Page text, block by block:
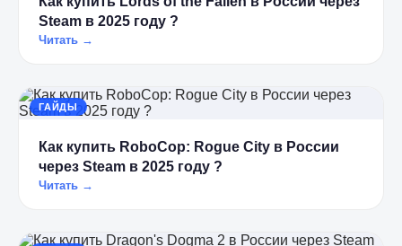
Steam в 2025 году ?
Читать →
ГАЙДЫ
Как купить RoboCop: Rogue City в России
через Steam в 2025 году ?
Читать →